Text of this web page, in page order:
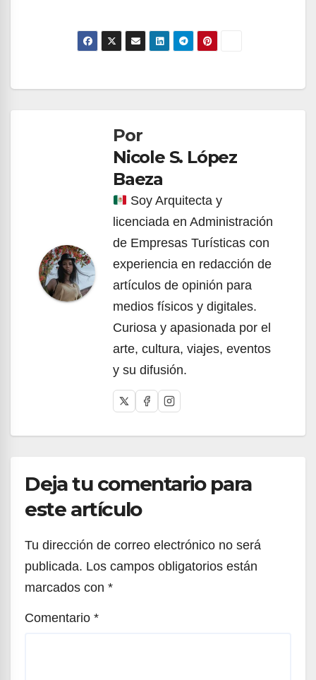
Navegación
entradasPor
Nicole S. López
Baeza
Soy Arquitecta y
licenciada en Administración
de Empresas Turísticas con
experiencia en redacción de
artículos de opinión para
medios físicos y digitales.
Curiosa y apasionada por el
arte, cultura, viajes, eventos
y su difusión.
Deja tu comentario para
este artículo
Tu dirección de correo electrónico no será
publicada. Los campos obligatorios están
marcados con *
Comentario *